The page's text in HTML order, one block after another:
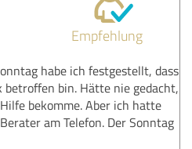
Empfehlung
habe ich festgestellt, dass
betroffen bin. Hätte nie gedacht,
bekomme. Aber ich hatte
am Telefon. Der Sonntag